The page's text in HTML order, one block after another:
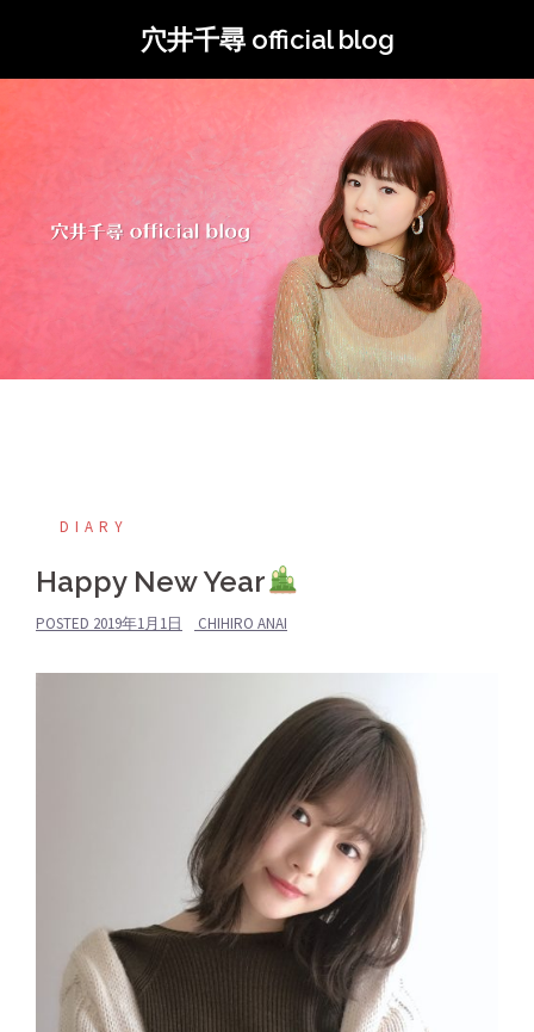
テ
穴井千尋 official blog
DIARY
Happy New Year
POSTED 2019年1月1日 CHIHIRO ANAI